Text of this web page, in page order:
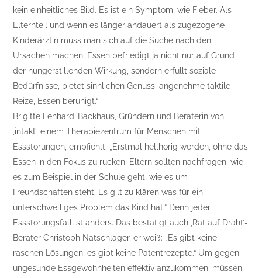
kein einheitliches Bild. Es ist ein Symptom, wie Fieber. Als
Elternteil und wenn es länger andauert als zugezogene
Kinderärztin muss man sich auf die Suche nach den
Ursachen machen. Essen befriedigt ja nicht nur auf Grund
der hungerstillenden Wirkung, sondern erfüllt soziale
Bedürfnisse, bietet sinnlichen Genuss, angenehme taktile
Reize, Essen beruhigt.“
Brigitte Lenhard-Backhaus, Gründern und Beraterin von
‚intakt’, einem Therapiezentrum für Menschen mit
Essstörungen, empfiehlt: „Erstmal hellhörig werden, ohne das
Essen in den Fokus zu rücken. Eltern sollten nachfragen, wie
es zum Beispiel in der Schule geht, wie es um
Freundschaften steht. Es gilt zu klären was für ein
unterschwelliges Problem das Kind hat.“ Denn jeder
Essstörungsfall ist anders. Das bestätigt auch ‚Rat auf Draht’-
Berater Christoph Natschläger, er weiß: „Es gibt keine
raschen Lösungen, es gibt keine Patentrezepte.“ Um gegen
ungesunde Essgewohnheiten effektiv anzukommen, müssen